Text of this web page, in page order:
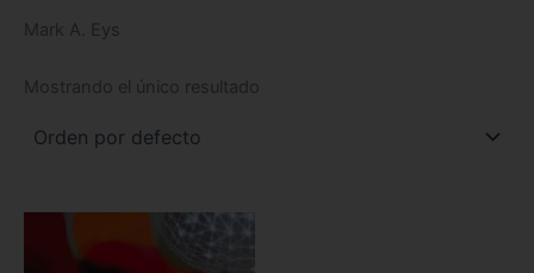
Mark A. Eys
Mostrando el único resultado